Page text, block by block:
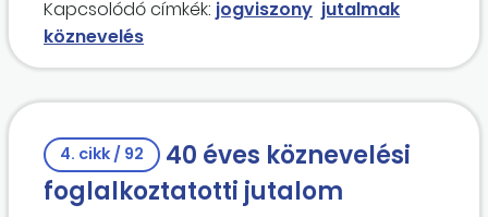
alapján dől el, hogy ki lesz a kifizető?
Kapcsolódó címkék: jogviszony jutalmak
köznevelés
4. cikk / 92
40 éves köznevelési
foglalkoztatotti jutalom